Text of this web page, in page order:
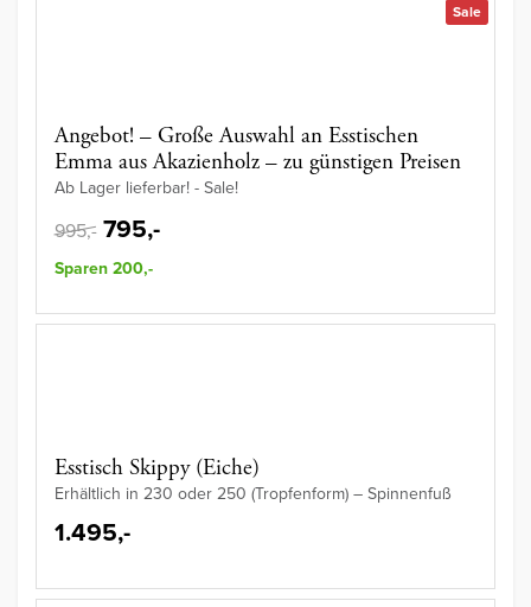
Sale
Angebot! – Große Auswahl an Esstischen
Emma aus Akazienholz – zu günstigen Preisen
Ab Lager lieferbar! - Sale!
995,- 795,-
Sparen 200,-
Esstisch Skippy (Eiche)
Erhältlich in 230 oder 250 (Tropfenform) – Spinnenfuß
1.495,-